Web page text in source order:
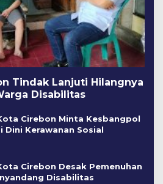
Tindak Lanjuti Hilangnya
Disabilitas
Cirebon Minta Kesbangpol
Dini Kerawanan Sosial
Cirebon Desak Pemenuhan
Disabilitas